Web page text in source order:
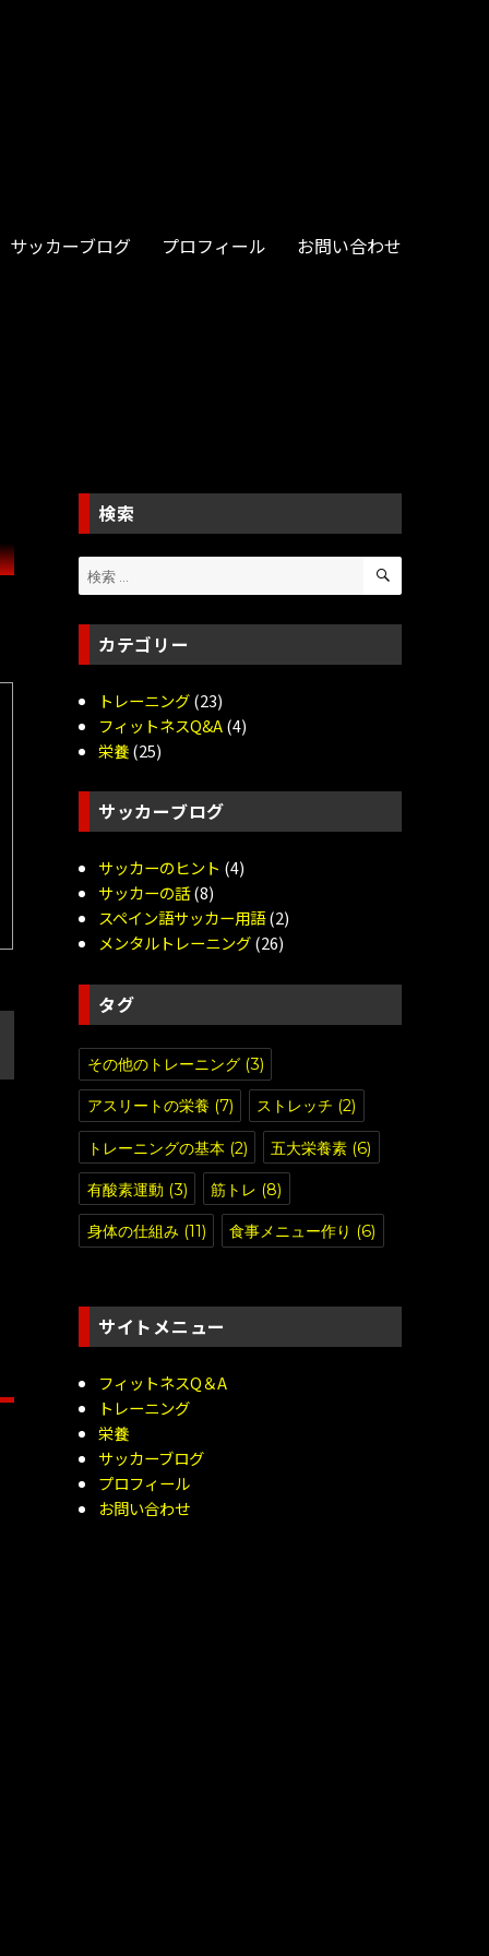
サッカーブログ プロフィール お問い合わせ
検索
検
索:
検
カテゴリー
トレーニング(23)
フィットネスQ&A(4)
栄養(25)
サッカーブログ
サッカーのヒント (4)
サッカーの話(8)
スペイン語サッカー用語(2)
メンタルトレーニング(26)
タグ
その他のトレーニング(3)
アスリートの栄養 (7) ストレッチ (2)
トレーニングの基本 (2) 五大栄養素 (6)
有酸素運動 (3) 筋トレ (8)
身体の仕組み(11) 食事メニュー作り (6)
サイトメニュー
フィットネスQ＆A
トレーニング
栄養
サッカーブログ
プロフィール
お問い合わせ